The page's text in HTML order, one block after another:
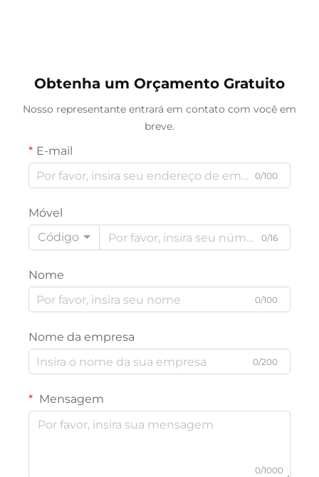
Obtenha um Orçamento Gratuito
Nosso representante entrará em contato com você em
breve.
E-mail
0/100
Móvel
Código
0/16
Nome
0/100
Nome da empresa
0/200
Mensagem
0/1000